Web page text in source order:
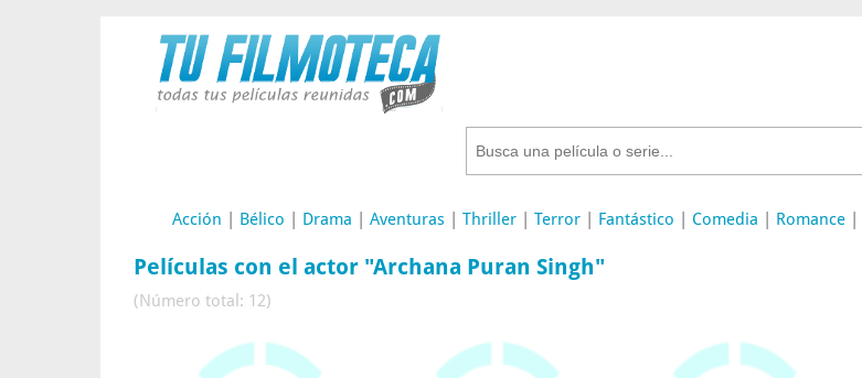
Acción Bélico Drama Aventuras Thriller| Terror| Fantástico Comedia Romance|
Películas con el actor "Archana Puran Singh"
(Número total: 12)